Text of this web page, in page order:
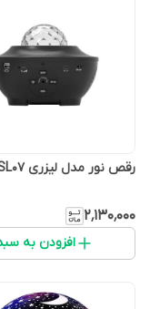
رقص نور مدل لیزری LSL07
۲٬۱۳۰٬۰۰۰
افزودن به